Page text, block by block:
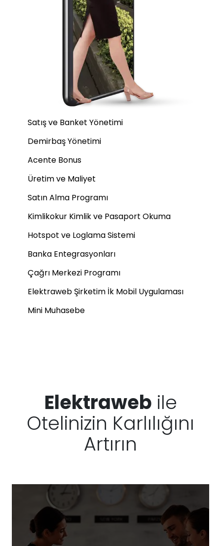
Satış ve Banket Yönetimi
Demirbaş Yönetimi
Acente Bonus
Üretim ve Maliyet
Satın Alma Programı
Kimlikokur Kimlik ve Pasaport Okuma
Hotspot ve Loglama Sistemi
Banka Entegrasyonları
Çağrı Merkezi Programı
Elektraweb Şirketim İk Mobil Uygulaması
Mini Muhasebe
Elektraweb ile
Otelinizin Karlılığını
Artırın